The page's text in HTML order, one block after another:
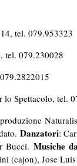
tel. 079.953323
tel. 079.230028
Spettacolo, tel.
Danzatori:
Bucci. Musiche
(cajon), Jose